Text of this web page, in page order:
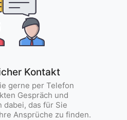
Kontakt
gerne per Telefon
Gespräch und
dabei, das für Sie
Ansprüche zu finden.